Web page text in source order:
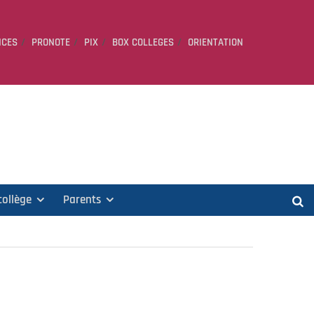
PRONOTE PIX BOX COLLEGES ORIENTATION
Parents